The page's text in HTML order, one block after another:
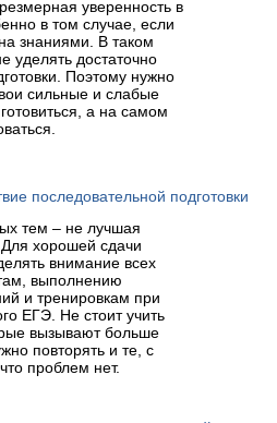
уверенность в
в том случае, если
знаниями. В таком
уделять достаточно
Поэтому нужно
сильные и слабые
а на самом
тем – не лучшая
хорошей сдачи
внимание всех
выполнению
и тренировкам при
ЕГЭ. Не стоит учить
вызывают больше
повторять и те, с
проблем нет.
последовательной подготовки